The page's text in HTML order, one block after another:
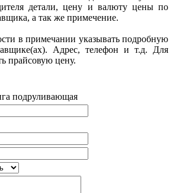
детали, цену и валюту цены по
а так же примечение.
в примечании указывать подробную
Адрес, телефон и т.д. Для
прайсовую цену.
подруливающая